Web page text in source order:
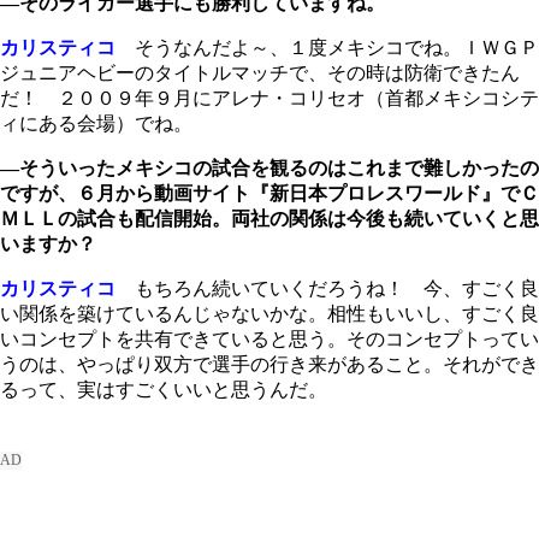
カリスティコ
そうなんだよ～、１度メキシコでね。ＩＷＧＰ
ジュニアヘビーのタイトルマッチで、その時は防衛できたん
だ！ ２００９年９月にアレナ・コリセオ（首都メキシコシテ
ィにある会場）でね。
―そういったメキシコの試合を観るのはこれまで難しかったの
ですが、６月から動画サイト『新日本プロレスワールド』でＣ
ＭＬＬの試合も配信開始。両社の関係は今後も続いていくと思
いますか？
カリスティコ
もちろん続いていくだろうね！ 今、すごく良
い関係を築けているんじゃないかな。相性もいいし、すごく良
いコンセプトを共有できていると思う。そのコンセプトってい
うのは、やっぱり双方で選手の行き来があること。それができ
るって、実はすごくいいと思うんだ。